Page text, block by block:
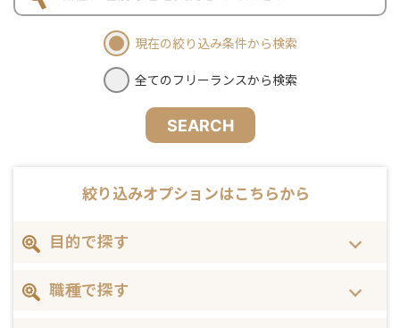
現在の絞り込み条件から検索
全てのフリーランスから検索
SEARCH
絞り込みオプションはこちらから
目的で探す
職種で探す